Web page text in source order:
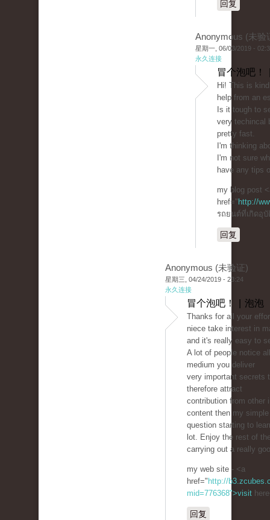
回复
Anonymous (未验
星期一, 06/03/2019 -
永久连接
冒个泡吧！
Hi! This is
help from an
Is it tough to
very techincal
pretty fast.
I'm thinking
I'm not sure
have any tips
my blog post
href=" http://
รถยนต์ที่เกิดอุบั
回复
Anonymous (未验证)
星期三, 04/24/2019 - 23:24
永久连接
冒个泡吧！ | 泡泡
Thanks for all your
niece take interest in
and it's really easy to
A lot of people notice
medium you deliver
very important secrets
therefore attract
contribution from other
content then my
question starting to
lot. Enjoy the rest of
carrying out a really
my web site - <a
href=" http://
mid=776368">visit
回复